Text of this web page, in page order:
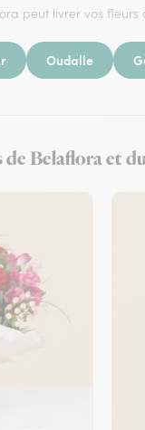
peut livrer vos fleurs
Oudalle
de Belaflora et